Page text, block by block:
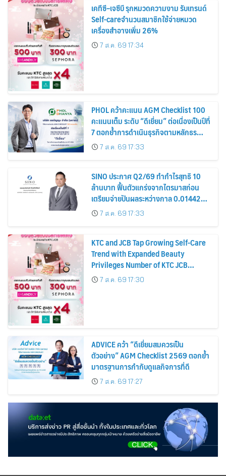
เคทีซี–เจซีบี รุกหมวดความงาม รับเทรนด์
Self-careจำนวนสมาชิกใช้จ่ายหมวด
เครื่องสำอางเพิ่ม 26%
7 ส.ค. 69 17:34
PHOL คว้าคะแนน AGM Checklist 100
คะแนนเต็ม ระดับ “ดีเยี่ยม” ต่อเนื่องเป็นปีที่
7 ตอกย้ำการดำเนินธุรกิจตามหลักธร
รมาภิบาล โปร่งใส สร้างความเชื่อมั่นผู้ถือ
หุ้น
7 ส.ค. 69 17:33
SINO ประกาศ Q2/69 ทำกำไรสุทธิ 10
ล้านบาท ฟื้นตัวแกร่งจากไตรมาสก่อน
เตรียมจ่ายปันผลระหว่างกาล 0.014423
บาทต่อหุ้น ครึ่งปีหลังมุ่งเติบโตต่อเนื่อง
7 ส.ค. 69 17:33
KTC and JCB Tap Growing Self-Care
Trend with Expanded Beauty
Privileges Number of KTC JCB
Cardmembers Spending on
Cosmetics Rises 26%
7 ส.ค. 69 17:30
ADVICE คว้า “ดีเยี่ยมสมควรเป็น
ตัวอย่าง” AGM Checklist 2569 ตอกย้ำ
มาตรฐานการกำกับดูแลกิจการที่ดี
7 ส.ค. 69 17:27